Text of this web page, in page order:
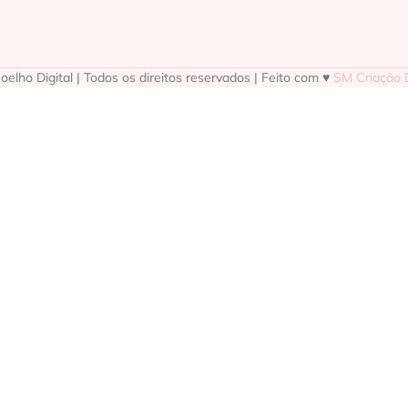
Digital | Todos os direitos reservados | Feito com ♥ SM Criação